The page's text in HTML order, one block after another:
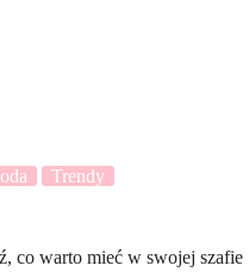
Trendy
co warto mieć w swojej szafie